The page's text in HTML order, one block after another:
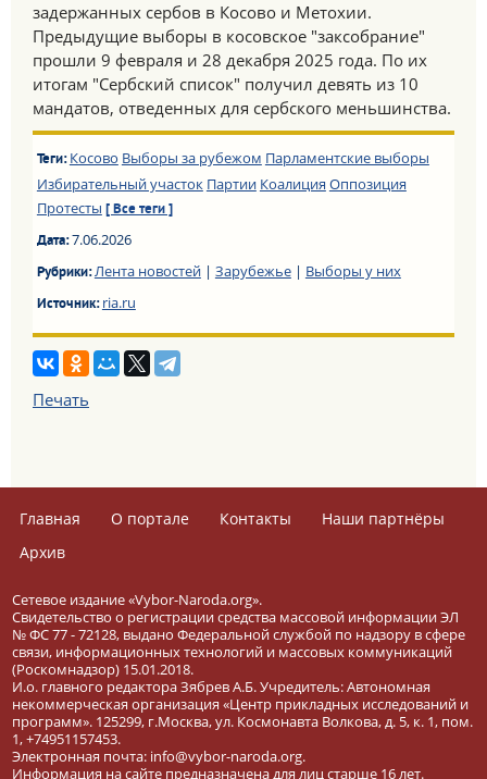
задержанных сербов в Косово и Метохии.
Предыдущие выборы в косовское "заксобрание"
прошли 9 февраля и 28 декабря 2025 года. По их
итогам "Сербский список" получил девять из 10
мандатов, отведенных для сербского меньшинства.
Теги: Косово Выборы за рубежом Парламентские выборы
Избирательный участок Партии Коалиция Оппозиция
Протесты [ Все теги ]
Дата:7.06.2026
Рубрики:Лента новостей| Зарубежье| Выборы у них
Источник:ria.ru
Печать
Главная О портале Контакты
Наши партнёры
Архив
Сетевое издание «Vybor-Naroda.org».
Свидетельство о регистрации средства массовой информации ЭЛ
№ ФС 77 - 72128, выдано Федеральной службой по надзору в сфере
связи, информационных технологий и массовых коммуникаций
(Роскомнадзор) 15.01.2018.
И.о. главного редактора Зябрев А.Б. Учредитель: Автономная
некоммерческая организация «Центр прикладных исследований и
программ». 125299, г.Москва, ул. Космонавта Волкова, д. 5, к. 1, пом.
1, +74951157453.
Электронная почта: info@vybor-naroda.org.
Информация на сайте предназначена для лиц старше 16 лет.